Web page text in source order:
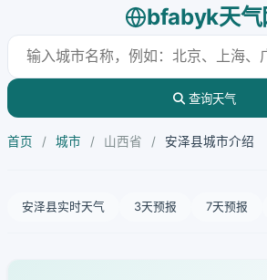
bfabyk天气
查询天气
首页 / 城市 / 山西省 / 安泽县城市介绍
安泽县实时天气 3天预报 7天预报